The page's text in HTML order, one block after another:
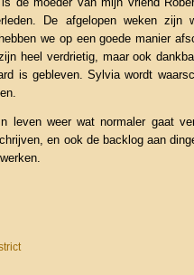
De afgelopen weken zijn
we op een goede manier
heel verdrietig, maar ook
is gebleven. Sylvia wordt
leven weer wat normaler gaat
en ook de backlog aan